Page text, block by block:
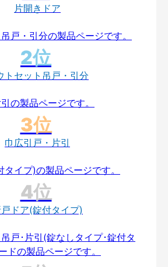
片開きドア
トセット吊戸・引分
巾広引戸・片引
ドア(錠付タイプ)